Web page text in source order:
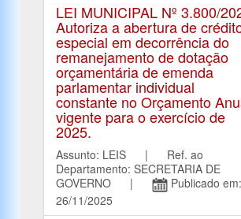
LEI MUNICIPAL Nº 3.800/
Autoriza a abertura de
especial em decorrência do
remanejamento de dotação
orçamentária de emenda
parlamentar individual
constante no Orçamento
vigente para o exercício de
2025.
Assunto: LEIS | Ref. ao
Departamento: SECRETARIA DE
GOVERNO |
Publicado em:
26/11/2025